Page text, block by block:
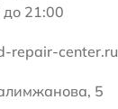
21:00
repair-center.ru
5